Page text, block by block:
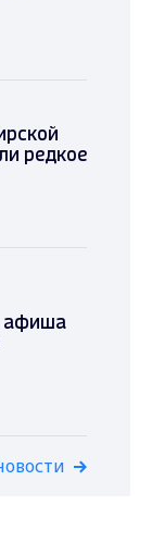
редкое
афиша